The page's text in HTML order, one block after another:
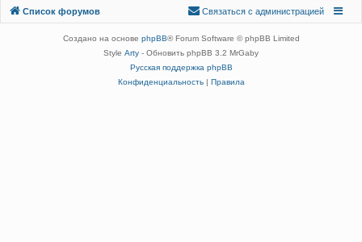
Список форумов
Связаться с
Связаться с администрацией
Создано на основе phpBB® Forum Software © phpBB Limited
Style Arty - Обновить phpBB 3.2 MrGaby
Русская поддержка phpBB
Конфиденциальность| Правила